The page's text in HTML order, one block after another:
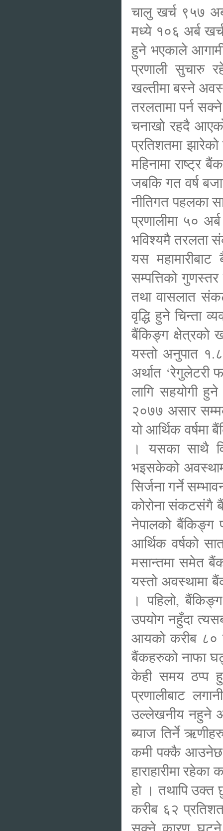
चालु खर्च ९५७
मध्ये १०६ अर्ब
हुने भएकाले आगामी
प्रणाली सुचारु
खल्तीमा बस्ने
तरलतामा पर्न
चनाखो रहदै
प्रतिशतमा
महिनामा राष्ट्र
जबकि गत वर्ष
नीतिगत पहलका
प्रणालीमा ५०
भविश्यमै तरलता
यस
सम्पत्तिको
तथा वासलात
वृद्धि हुने चिन्ता
बैंकिङ्ग क्षेत्रको
यस्तो अनुपात
अर्थात ‘रेगुलेटरी
लागि सहयोगी
२०७७ असार
यो आर्थिक वर्षमा
। यसका साथै
भइसकेको
सिर्जना गर्ने
कोरोना संकटसंगै
नेपालको बैंकिङ्ग
आर्थिक वर्षको
मसान्तमा समेत
यस्तो अवस्थामा
। पहिलो,
उपयोग नहुँदा
आयको करीब ८०
बैंकहरुको नाफा
केही समय ठप्प
प्रणालीबाट
उल्लेखनीय नहुने
ब्याज तिर्ने
कमी पक्कै आउनेछ
हाराहारीमा
हो । तथापि उक्त
करीब ६२